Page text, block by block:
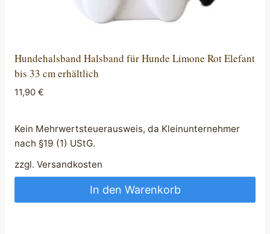
Hundehalsband Halsband für Hunde Limone Rot Elefant
bis 33 cm erhältlich
11,90 €
Kein Mehrwertsteuerausweis, da Kleinunternehmer
nach §19 (1) UStG.
zzgl. Versandkosten
In den Warenkorb